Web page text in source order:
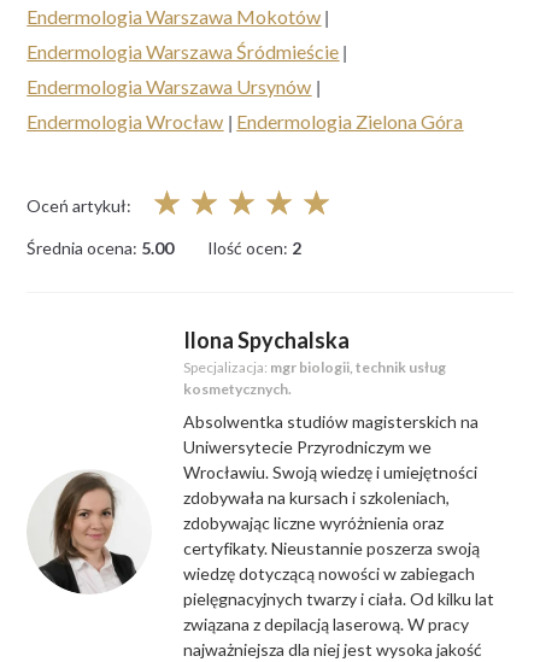
Endermologia Warszawa Mokotów |
Endermologia Warszawa Śródmieście |
Endermologia Warszawa Ursynów |
Endermologia Wrocław | Endermologia Zielona Góra
Oceń artykuł: ☆ ☆ ☆ ☆ ☆
Średnia ocena: 5.00 Ilość ocen: 2
Ilona Spychalska
Specjalizacja: mgr biologii, technik usług
kosmetycznych.
Absolwentka studiów magisterskich na
Uniwersytecie Przyrodniczym we
Wrocławiu. Swoją wiedzę i umiejętności
zdobywała na kursach i szkoleniach,
zdobywając liczne wyróżnienia oraz
certyfikaty. Nieustannie poszerza swoją
wiedzę dotyczącą nowości w zabiegach
pielęgnacyjnych twarzy i ciała. Od kilku lat
związana z depilacją laserową. W pracy
najważniejsza dla niej jest wysoka jakość